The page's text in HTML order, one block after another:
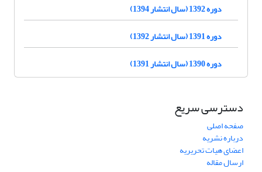
دوره 1392 (سال انتشار 1394)
دوره 1391 (سال انتشار 1392)
دوره 1390 (سال انتشار 1391)
دسترسی سریع
صفحه اصلی
درباره نشریه
اعضای هیات تحریریه
ارسال مقاله